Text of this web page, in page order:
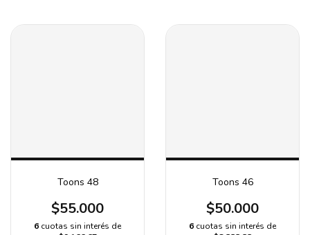
Toons 48
$55.000
6 cuotas sin interés de
Toons 46
$50.000
6 cuotas sin interés de